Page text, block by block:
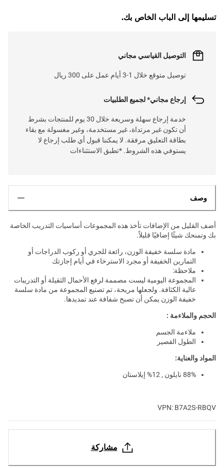
تسليمها إلى الباب الخاص بك.
التوصيل القياسي مجاني
توصيل متوقع خلال 1-3 أيام عمل على 300 ريال
إرجاع مجاني* لجميع الطلبيات
خدمة إرجاع سهلة وسريعة خلال 30 يوم للمنتجات بشرط
أن تكون غير مرتداة، غير مستخدمة، وغير مغسولة مع بقاء
بطاقة التعليق مرفقة. لا يمكننا قبول أي طلب إرجاع لا
يستوفي هذه الشروط. *تطبق الاستثناءات
وصف
أضف القليل من الإضافات تأخذ هذه المجموعات أساسيات التدريب الخاصة
بك وتمنحك شيئًا إضافيًا قليلاً.
مادة سلسة خفيفة الوزن، رائعة للجري أو ركوب الدراجات أو
التمارين الخفيفة أو مجرد الاسترخاء في أيام إجازتك
ملاحظة:
المجموعة اليومية ليست مصممة لرفع الأحمال الثقيلة أو التدريبات
عالية الكثافة. ولجعلها مريحة، تم تصنيع المجموعة من مادة سلسة
خفيفة الوزن يمكن أن تصبح شفافة عند تمديدها.
الحجم والملاءمة :
ملاءمة الجسم
الطول القصير
المواد والعناية:
88% نايلون , 12% إيلاستان
VPN: B7A2S-RBQV
مشاركة